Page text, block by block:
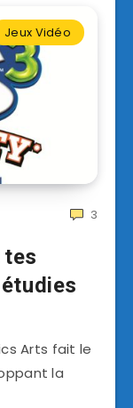
Jeux Vidéo
3
tes
Arts fait le
la